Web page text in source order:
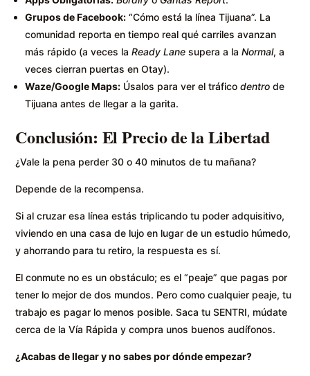
Grupos de Facebook: “Cómo está la línea Tijuana”. La
comunidad reporta en tiempo real qué carriles avanzan
más rápido (a veces laReady Lane supera a laNormal, a
veces cierran puertas en Otay).
Waze/Google Maps: Úsalos para ver el tráficodentro de
Tijuana antes de llegar a la garita.
Conclusión: El Precio de la Libertad
¿Vale la pena perder 30 o 40 minutos de tu mañana?
Depende de la recompensa.
Si al cruzar esa línea estás triplicando tu poder adquisitivo,
viviendo en una casa de lujo en lugar de un estudio húmedo,
y ahorrando para tu retiro, la respuesta es sí.
El conmute no es un obstáculo; es el “peaje” que pagas por
tener lo mejor de dos mundos. Pero como cualquier peaje, tu
trabajo es pagar lo menos posible. Saca tu SENTRI, múdate
cerca de la Vía Rápida y compra unos buenos audífonos.
¿Acabas de llegar y no sabes por dónde empezar?